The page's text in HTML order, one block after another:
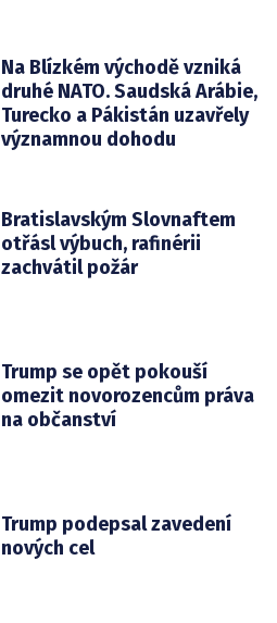
Na Blízkém východě vzniká
druhé NATO. Saudská Arábie,
Turecko a Pákistán uzavřely
významnou dohodu
Bratislavským Slovnaftem
otřásl výbuch, rafinérii
zachvátil požár
Trump se opět pokouší
omezit novorozencům práva
na občanství
Trump podepsal zavedení
nových cel